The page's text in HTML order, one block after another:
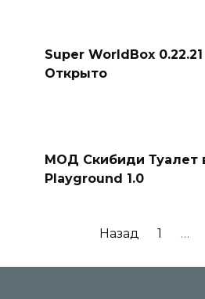
Super WorldBox
Открыто
МОД Скибиди Туалет
Playground 1.0
Назад 1 …